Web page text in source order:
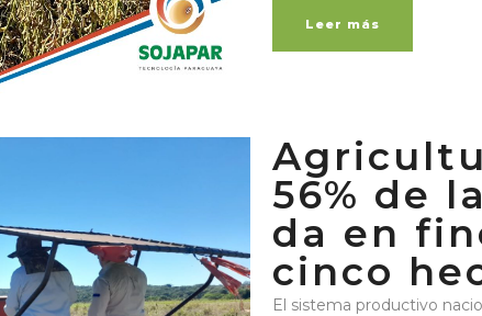
Leer más
56% de
da en
cinco
El sistema productivo